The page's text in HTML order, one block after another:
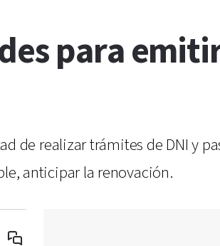
para
de realizar trámites de DNI y
anticipar la renovación.